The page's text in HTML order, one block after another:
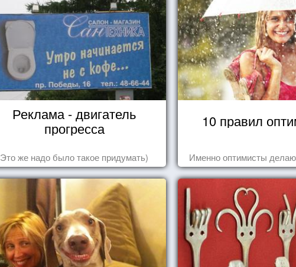
Реклама - двигатель
прогресса
Это же надо было такое придумать)
10 правил
Именно оптимисты